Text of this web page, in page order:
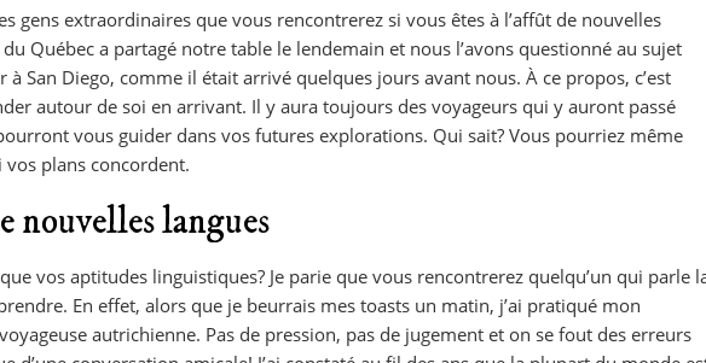
gens extraordinaires que vous rencontrerez si vous êtes à l’affût de nouvelles
Québec a partagé notre table le lendemain et nous l’avons questionné au sujet
San Diego, comme il était arrivé quelques jours avant nous. À ce propos, c’est
autour de soi en arrivant. Il y aura toujours des voyageurs qui y auront passé
vous guider dans vos futures explorations. Qui sait? Vous pourriez même
plans concordent.
langues
vos aptitudes linguistiques? Je parie que vous rencontrerez quelqu’un qui parle
En effet, alors que je beurrais mes toasts un matin, j’ai pratiqué mon
autrichienne. Pas de pression, pas de jugement et on se fout des erreurs